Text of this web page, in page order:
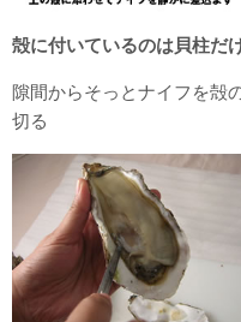
殻に付いているのは貝柱だ
隙間からそっとナイフを殻
切る